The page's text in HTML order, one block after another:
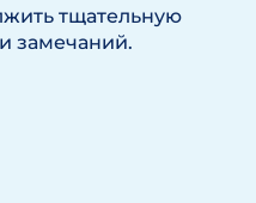
тщательную
замечаний.